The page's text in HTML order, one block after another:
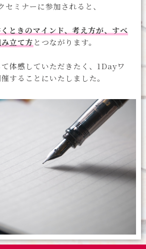
ミナーに参加されると、
ときのマインド、考え方が、すべ
立て方 とつながります。
体感していただきたく、1Dayワ
することにいたしました。